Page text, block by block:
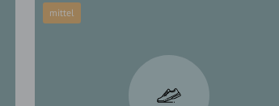
mittel